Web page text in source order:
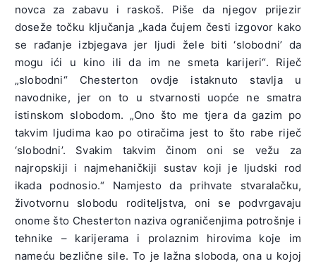
novca za zabavu i raskoš. Piše da njegov prijezir
doseže točku ključanja „kada čujem česti izgovor kako
se rađanje izbjegava jer ljudi žele biti ‘slobodni’ da
mogu ići u kino ili da im ne smeta karijeri“. Riječ
„slobodni“ Chesterton ovdje istaknuto stavlja u
navodnike, jer on to u stvarnosti uopće ne smatra
istinskom slobodom. „Ono što me tjera da gazim po
takvim ljudima kao po otiračima jest to što rabe riječ
‘slobodni’. Svakim takvim činom oni se vežu za
najropskiji i najmehaničkiji sustav koji je ljudski rod
ikada podnosio.“ Namjesto da prihvate stvaralačku,
životvornu slobodu roditeljstva, oni se podvrgavaju
onome što Chesterton naziva ograničenjima potrošnje i
tehnike – karijerama i prolaznim hirovima koje im
nameću bezlične sile. To je lažna sloboda, ona u kojoj